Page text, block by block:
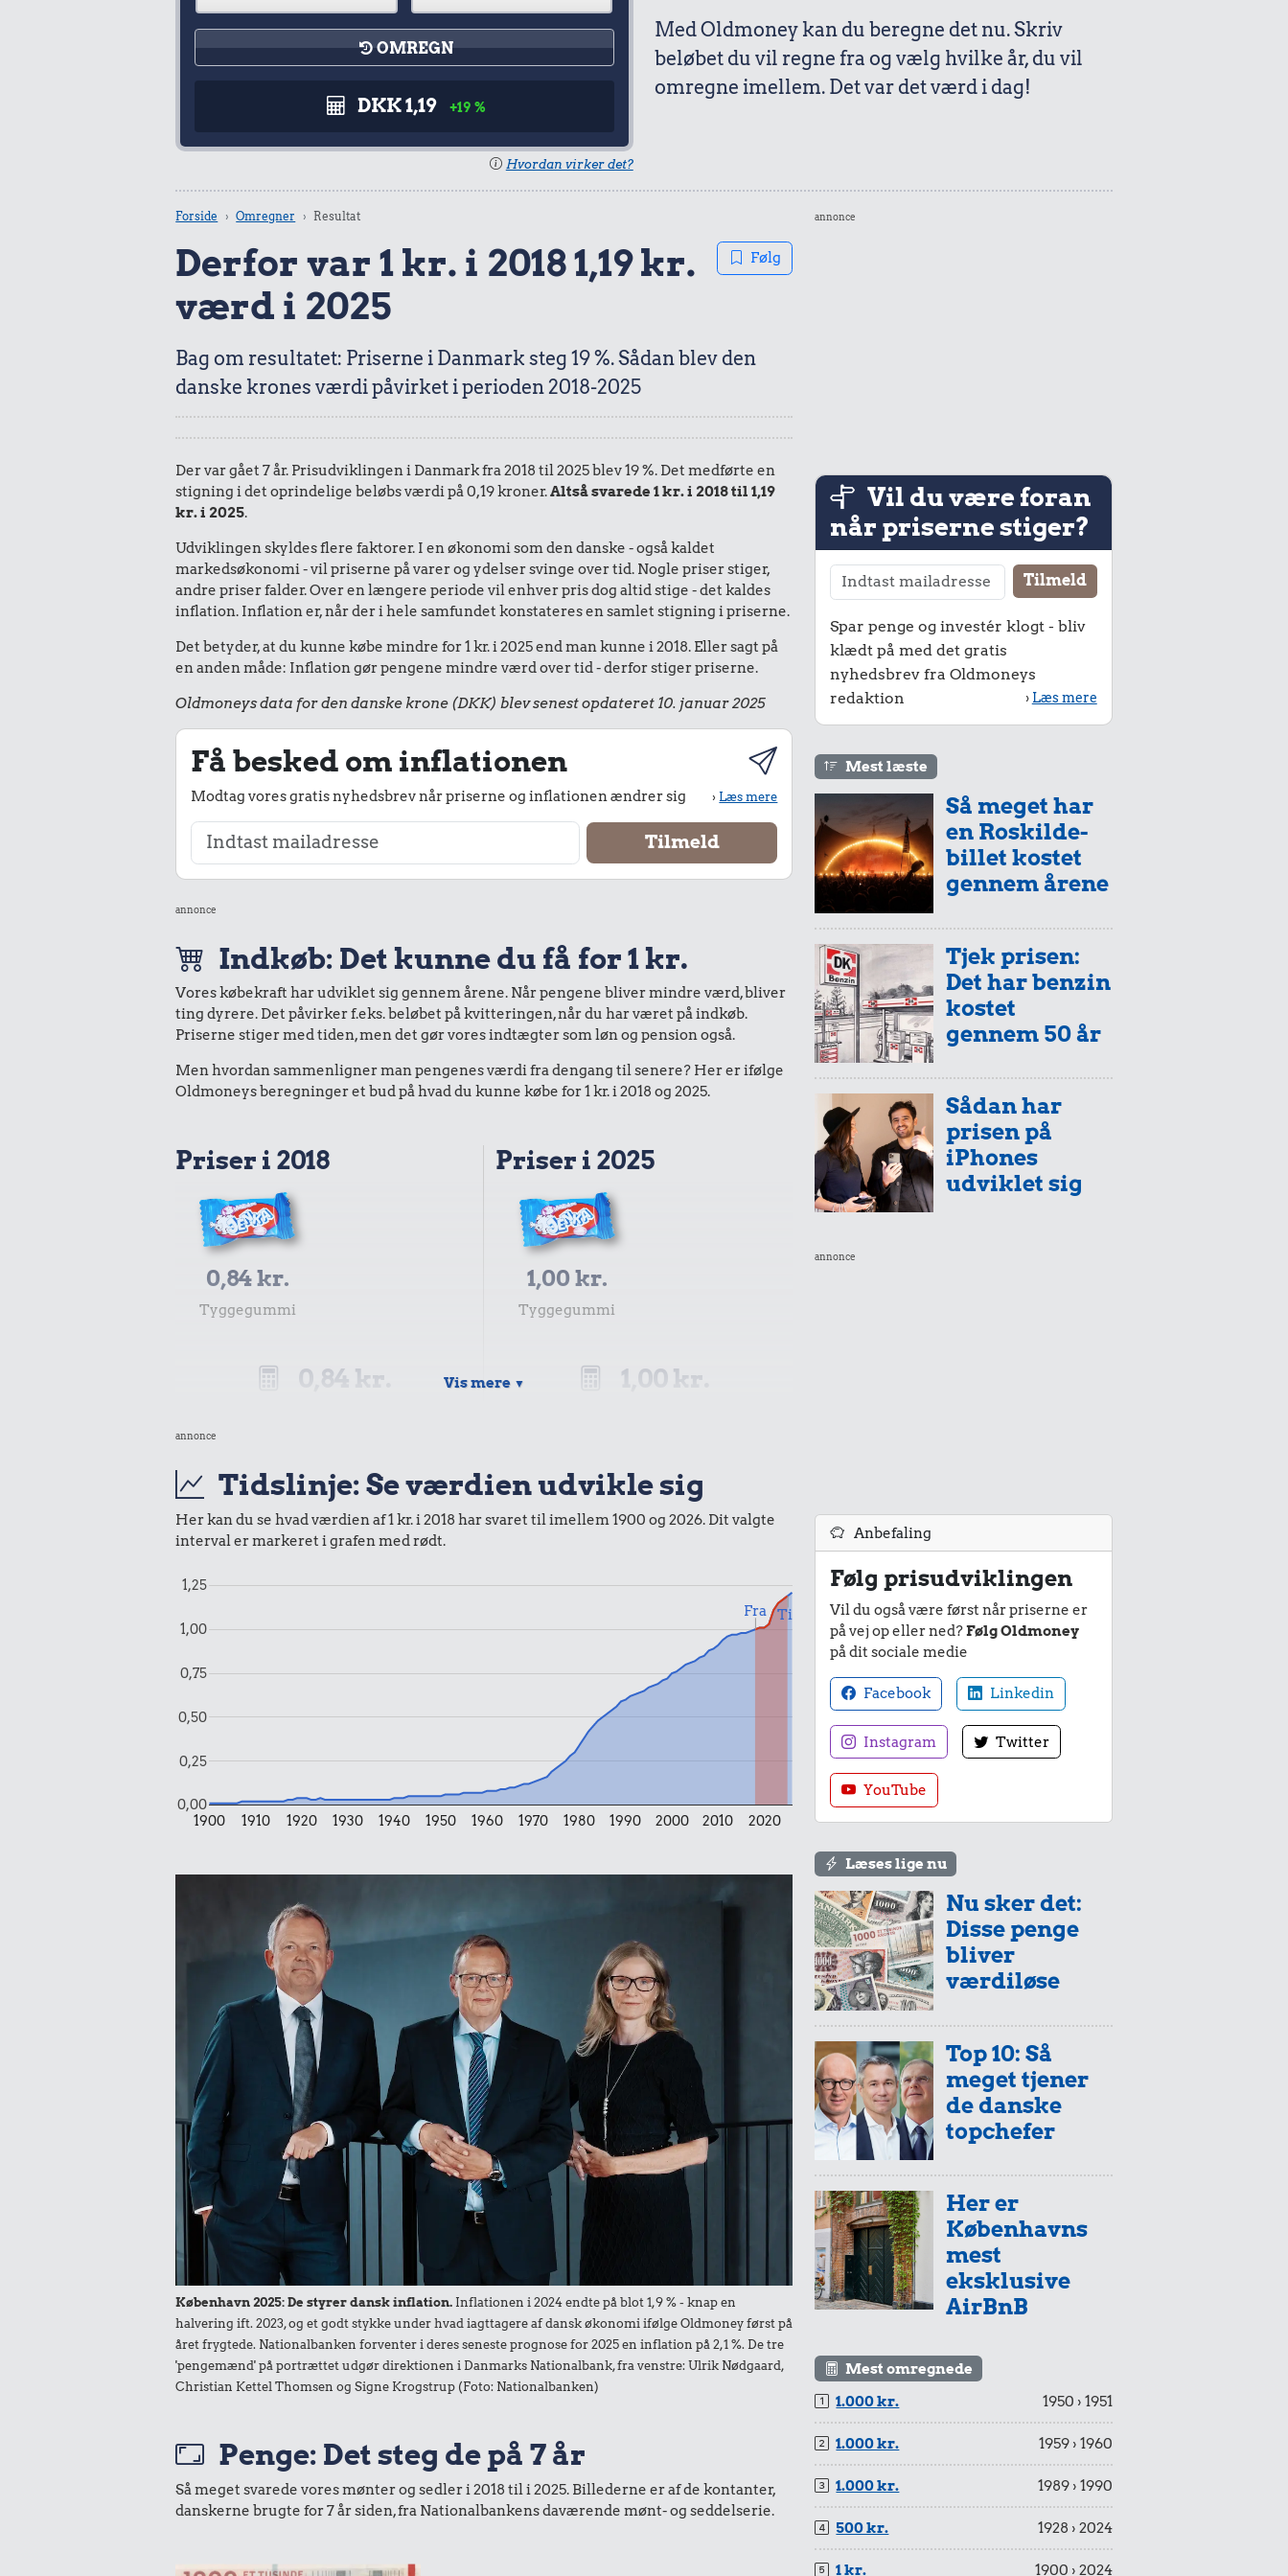
OMREGN
DKK 1,19 +19 %
Hvordan virker det?
Med Oldmoney kan du beregne det nu. Skriv
beløbet du vil regne fra og vælg hvilke år, du vil
omregne imellem. Det var det værd i dag!
Forside Omregner Resultat
Derfor var 1 kr. i 2018 1,19 kr.
værd i 2025
Følg
Bag om resultatet: Priserne i Danmark steg 19 %. Sådan blev den
danske krones værdi påvirket i perioden 2018-2025
Der var gået 7 år. Prisudviklingen i Danmark fra 2018 til 2025 blev 19 %. Det medførte en
stigning i det oprindelige beløbs værdi på 0,19 kroner.Altså svarede 1 kr. i 2018 til 1,19
kr. i 2025.
Udviklingen skyldes flere faktorer. I en økonomi som den danske - også kaldet
markedsøkonomi - vil priserne på varer og ydelser svinge over tid. Nogle priser stiger,
andre priser falder. Over en længere periode vil enhver pris dog altid stige - det kaldes
inflation. Inflation er, når der i hele samfundet konstateres en samlet stigning i priserne.
Det betyder, at du kunne købe mindre for 1 kr. i 2025 end man kunne i 2018. Eller sagt på
en anden måde: Inflation gør pengene mindre værd over tid - derfor stiger priserne.
Oldmoneys data for den danske krone (DKK) blev senest opdateret 10. januar 2025
Få besked om inflationen
Modtag vores gratis nyhedsbrev når priserne og inflationen ændrer sig ›Læs mere
annonce
Indkøb: Det kunne du få for 1 kr.
Vores købekraft har udviklet sig gennem årene. Når pengene bliver mindre værd, bliver
ting dyrere. Det påvirker f.eks. beløbet på kvitteringen, når du har været på indkøb.
Priserne stiger med tiden, men det gør vores indtægter som løn og pension også.
Men hvordan sammenligner man pengenes værdi fra dengang til senere? Her er ifølge
Oldmoneys beregninger et bud på hvad du kunne købe for 1 kr. i 2018 og 2025.
Priser i 2018
0,84 kr.
Tyggegummi
0,84 kr.
Priser i 2025
1,00 kr.
Tyggegummi
1,00 kr.
Oldmoney. Priser i datidskroner er på baggrund af forbrugerprisindekset fra Danmarks Statistik.
Vis mere ▼
annonce
Tidslinje: Se værdien udvikle sig
Her kan du se hvad værdien af 1 kr. i 2018 har svaret til imellem 1900 og 2026. Dit valgte
interval er markeret i grafen med rødt.
1900 1910 1920 1930 1940 1950 1960 1970 1980 1990 2000 2010 2020
0,00
0,25
0,50
0,75
1,00
1,25
Fra Til
København 2025: De styrer dansk inflation. Inflationen i 2024 endte på blot 1,9 % - knap en
halvering ift. 2023, og et godt stykke under hvad iagttagere af dansk økonomi ifølge Oldmoney først på
året frygtede. Nationalbanken forventer i deres seneste prognose for 2025 en inflation på 2,1 %. De tre
'pengemænd' på portrættet udgør direktionen i Danmarks Nationalbank, fra venstre: Ulrik Nødgaard,
Christian Kettel Thomsen og Signe Krogstrup (Foto: Nationalbanken)
Penge: Det steg de på 7 år
Så meget svarede vores mønter og sedler i 2018 til i 2025. Billederne er af de kontanter,
danskerne brugte for 7 år siden, fra Nationalbankens daværende mønt- og seddelserie.
annonce
Vil du være foran
når priserne stiger?
Spar penge og investér klogt - bliv
klædt på med det gratis
nyhedsbrev fra Oldmoneys
redaktion
› Læs mere
Mest læste
Så meget har
en Roskilde-
billet kostet
gennem årene
Tjek prisen:
Det har benzin
kostet
gennem 50 år
Sådan har
prisen på
iPhones
udviklet sig
annonce
Anbefaling
Følg prisudviklingen
Vil du også være først når priserne er
på vej op eller ned?Følg Oldmoney
på dit sociale medie
Facebook Linkedin
Instagram Twitter
YouTube
Læses lige nu
Nu sker det:
Disse penge
bliver
værdiløse
Top 10: Så
meget tjener
de danske
topchefer
Her er
Københavns
mest
eksklusive
AirBnB
Mest omregnede
1.000 kr.
1950 › 1951
1.000 kr. 1959 › 1960
1.000 kr. 1989 › 1990
500 kr. 1928 › 2024
1 kr. 1900 › 2024